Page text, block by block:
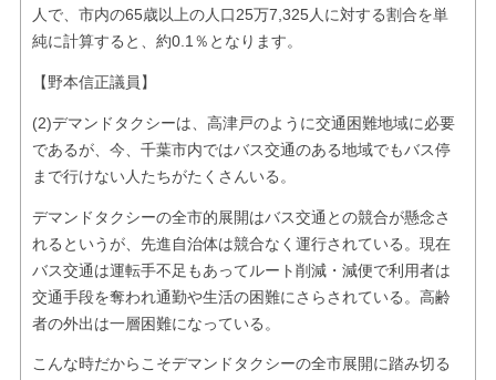
人で、市内の65歳以上の人口25万7,325人に対する割合を単
純に計算すると、約0.1％となります。
【野本信正議員】
(2)デマンドタクシーは、高津戸のように交通困難地域に必要
であるが、今、千葉市内ではバス交通のある地域でもバス停
まで行けない人たちがたくさんいる。
デマンドタクシーの全市的展開はバス交通との競合が懸念さ
れるというが、先進自治体は競合なく運行されている。現在
バス交通は運転手不足もあってルート削減・減便で利用者は
交通手段を奪われ通勤や生活の困難にさらされている。高齢
者の外出は一層困難になっている。
こんな時だからこそデマンドタクシーの全市展開に踏み切る